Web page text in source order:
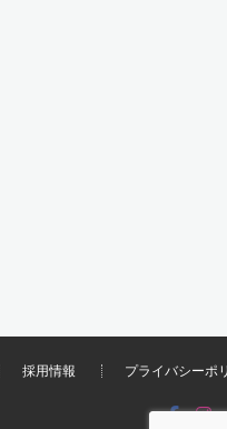
採用情報 プライバシーポ